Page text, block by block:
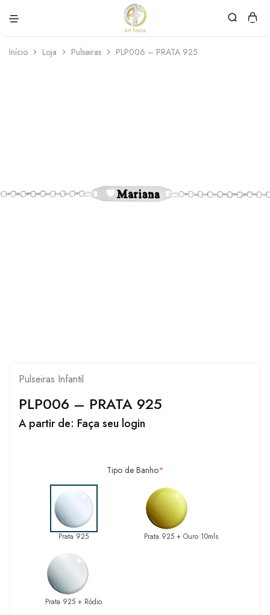
Force
personalizadas
Início Loja Pulseiras PLP006 – PRATA 925
Pulseiras Infantil
PLP006 – PRATA 925
A partir de: Faça seu login
Tipo de Banho*
Prata 925 Prata 925 + Ouro 10mls
Prata 925 + Ródio